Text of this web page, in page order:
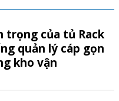
trọng của tủ Rack
quản lý cáp gọn
kho vận